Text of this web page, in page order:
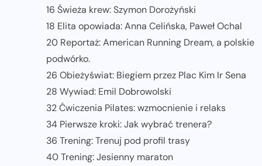
16 Świeża krew: Szymon Dorożyński
18 Elita opowiada: Anna Celińska, Paweł Ochal
20 Reportaż: American Running Dream, a polskie
podwórko.
26 Obieżyświat: Biegiem przez Plac Kim Ir Sena
28 Wywiad: Emil Dobrowolski
32 Ćwiczenia Pilates: wzmocnienie i relaks
34 Pierwsze kroki: Jak wybrać trenera?
36 Trening: Trenuj pod profil trasy
40 Trening: Jesienny maraton